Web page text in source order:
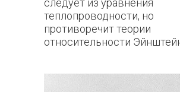
следует из уравнения
теплопроводности, но
противоречит теории
относительности